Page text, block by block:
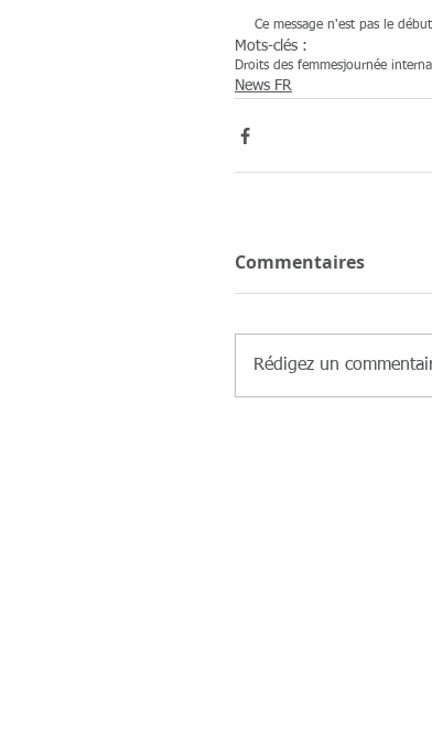
Ce message n'est pas le
Mots-clés :
Droits des femmesjournée
News FR
Commentaires
Rédigez un